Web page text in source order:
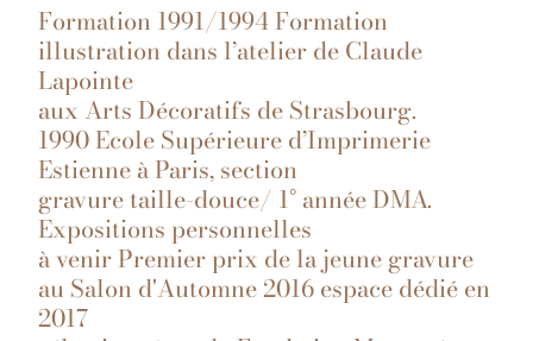
Formation 1991/1994 Formation
illustration dans l’atelier de Claude
Lapointe
aux Arts Décoratifs de Strasbourg.
1990 Ecole Supérieure d’Imprimerie
Estienne à Paris, section
gravure taille-douce/ 1° année DMA.
Expositions personnelles
à venir Premier prix de la jeune gravure
au Salon d'Automne 2016 espace dédié en
2017